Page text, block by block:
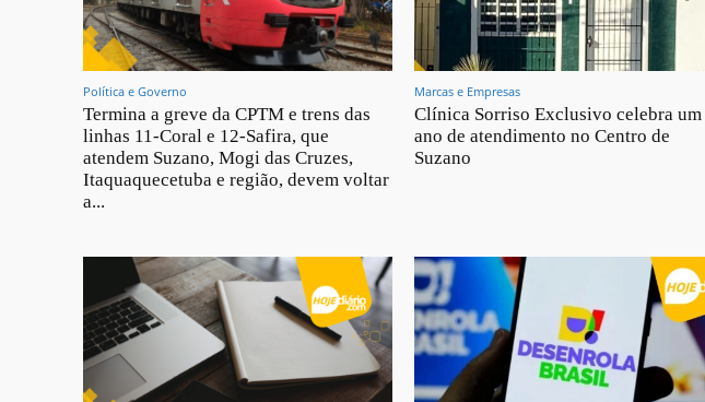
Política e Governo
Termina a greve da CPTM e trens das
linhas 11-Coral e 12-Safira, que
atendem Suzano, Mogi das Cruzes,
Itaquaquecetuba e região, devem voltar
a...
Marcas e Empresas
Clínica Sorriso Exclusivo celebra um
ano de atendimento no Centro de
Suzano